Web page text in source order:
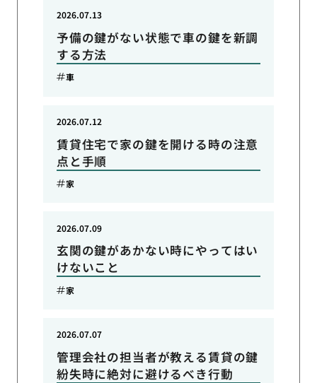
予備の鍵がない状態で車の鍵を新調
する方法
2026.07.13
車
賃貸住宅で家の鍵を開ける時の注意
点と手順
2026.07.12
家
玄関の鍵があかない時にやってはい
けないこと
2026.07.09
家
管理会社の担当者が教える賃貸の鍵
紛失時に絶対に避けるべき行動
2026.07.07